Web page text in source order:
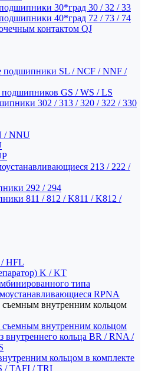
30*град 30 / 32 / 33
40*град 72 / 73 / 74
контактом QJ
подшипники SL / NCF / NNF /
GS / WS / LS
302 / 313 / 320 / 322 / 330
/ NNU
213 / 222 /
292 / 294
811 / 812 / K811 / K812 /
HFL
K / KT
типа
RPNA
внутренним кольцом
внутренним кольцом
кольца BR / RNA /
кольцом в комплекте
/ TAFI / TRI